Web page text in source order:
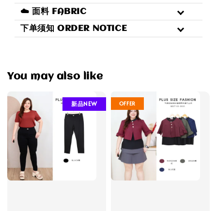
☁️ 面料 FABRIC
下单须知 ORDER NOTICE
You may also like
新品NEW OFFER